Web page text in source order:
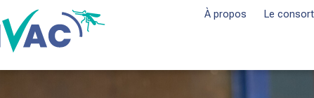
À propos Le